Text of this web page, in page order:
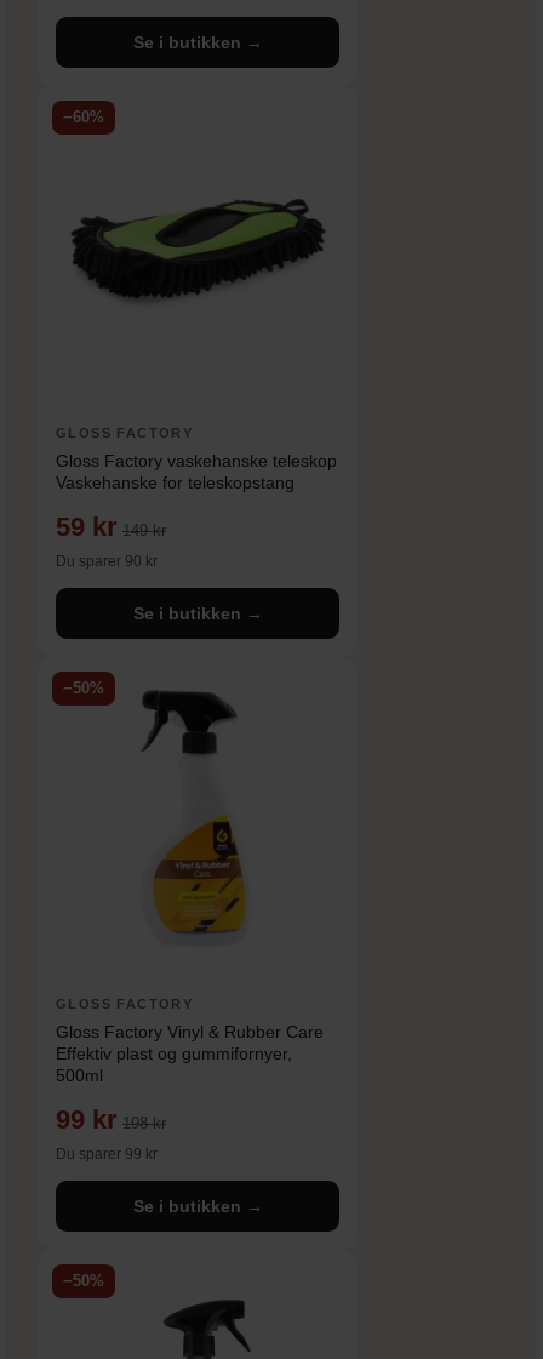
Se i butikken →
−60%
GLOSS FACTORY
Gloss Factory vaskehanske teleskop
Vaskehanske for teleskopstang
59 kr 149 kr
Du sparer 90 kr
Se i butikken →
−50%
GLOSS FACTORY
Gloss Factory Vinyl & Rubber Care
Effektiv plast og gummifornyer,
500ml
99 kr 198 kr
Du sparer 99 kr
Se i butikken →
−50%